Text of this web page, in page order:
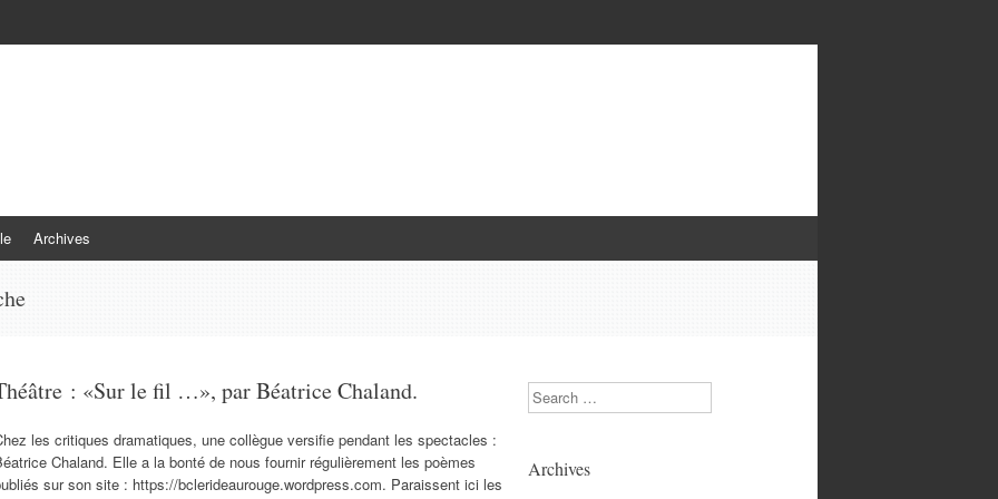
Archives
: «Sur le fil …», par Béatrice Chaland.
les critiques dramatiques, une collègue versifie pendant les spectacles :
Chaland. Elle a la bonté de nous fournir régulièrement les poèmes
sur son site : https://bclerideaurouge.wordpress.com. Paraissent ici les
Search
Archives